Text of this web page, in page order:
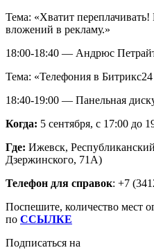
Тема: «Хватит
вложений в рекламу.»
18:00-18:40 — Андрюс
Тема: «Телефония в
18:40-19:00 — Панельная
Когда: 5 сентября, с 17:00 до
Где: Ижевск,
Дзержинского, 71А)
Телефон для справок: +7
Поспешите, количество мест
по ССЫЛКЕ
Подписаться на